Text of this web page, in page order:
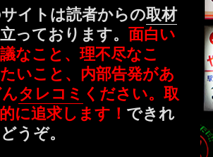
イトは読者からの取材
っております。面白い
なこと、理不尽なこ
いこと、内部告発があ
タレコミ ください。取
に追求します！ できれ
うぞ。